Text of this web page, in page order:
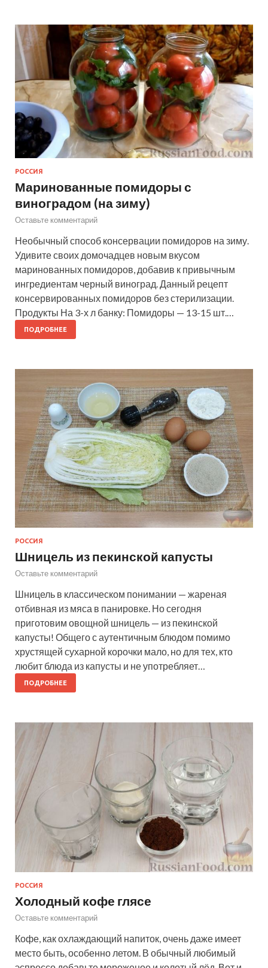
РОССИЯ
Маринованные помидоры с
виноградом (на зиму)
Оставьте комментарий
Необычный способ консервации помидоров на зиму.
Удивите своих домочадцев новым вкусом
маринованных помидоров, добавив к привычным
ингредиентам черный виноград. Данный рецепт
консервированных помидоров без стерилизации.
Продукты На 3-х л банку: Помидоры — 13-15 шт.…
ПОДРОБНЕЕ
РОССИЯ
Шницель из пекинской капусты
Оставьте комментарий
Шницель в классическом понимании — жареная
отбивная из мяса в панировке. Но сегодня
приготовим овощной шницель — из пекинской
капусты! Общего с аутентичным блюдом помимо
хрустящей сухарной корочки мало, но для тех, кто
любит блюда из капусты и не употребляет…
ПОДРОБНЕЕ
РОССИЯ
Холодный кофе глясе
Оставьте комментарий
Кофе, как охлаждающий напиток, очень даже имеет
место быть, особенно летом. В обычный любимый